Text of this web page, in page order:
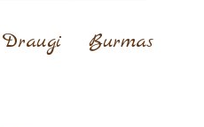
Draugi
Burmas